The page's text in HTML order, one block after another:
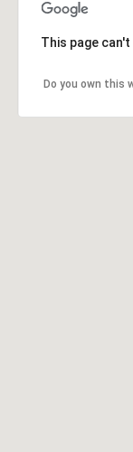
This page
Do you own this